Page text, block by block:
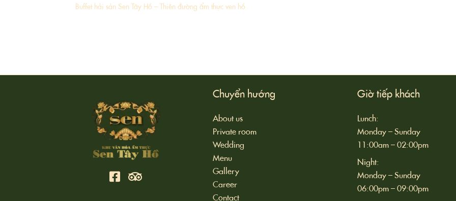
Buffet hải sản Sen Tây Hồ – Thiên đường ẩm thực ven hồ
Chuyển hướng
About us
Private room
Wedding
Menu
Gallery
Career
Contact
Giờ tiếp khách
Lunch:
Monday – Sunday
11:00am – 02:00pm
Night:
Monday – Sunday
06:00pm – 09:00pm